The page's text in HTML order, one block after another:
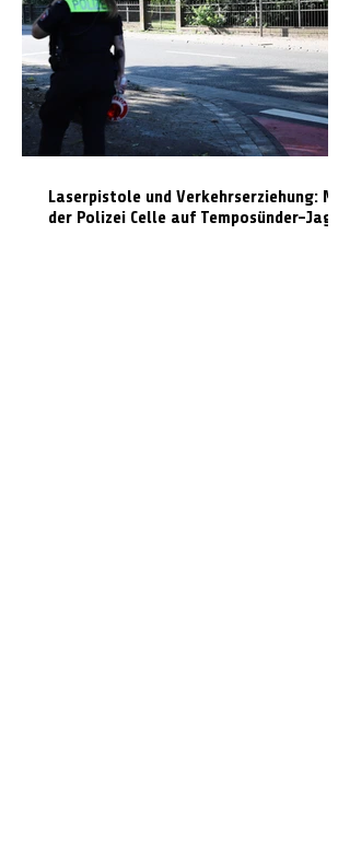
Laserpistole und Verkehrserziehung: Mit
der Polizei Celle auf Temposünder-Jagd